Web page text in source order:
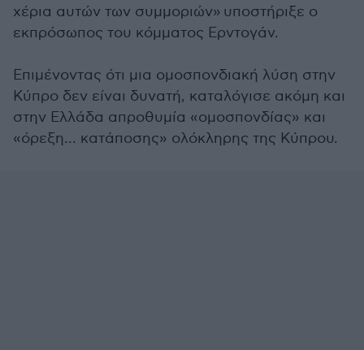
χέρια αυτών των συμμοριών» υποστήριξε ο
εκπρόσωπος του κόμματος Ερντογάν.
Επιμένοντας ότι μια ομοσπονδιακή λύση στην
Κύπρο δεν είναι δυνατή, καταλόγισε ακόμη και
στην Ελλάδα απροθυμία «ομοσπονδίας» και
«όρεξη… κατάποσης» ολόκληρης της Κύπρου.